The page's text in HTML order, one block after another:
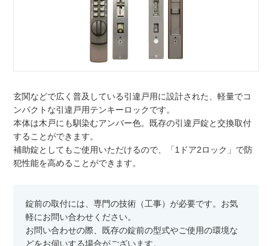
玄関などで広く普及している引違戸用に設計された、軽量でコ
ンパクトな引違戸用テンキーロックです。
本体は木戸にも馴染むアンバー色。既存の引違戸錠と交換取付
することができます。
補助錠としてもご使用いただけるので、「1ドア2ロック」で防
犯性能を高めることができます。
錠前の取付には、専門の技術（工事）が必要です。お気
軽にお問い合わせください。
お問い合わせの際、既存の錠前の型式やご使用の環境な
どをお伺いする場合がございます。